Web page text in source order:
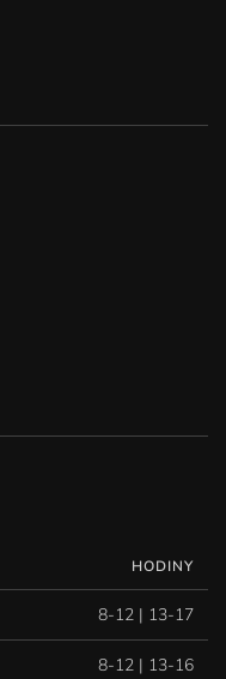
HODINY
8-12 | 13-17
8-12 | 13-16